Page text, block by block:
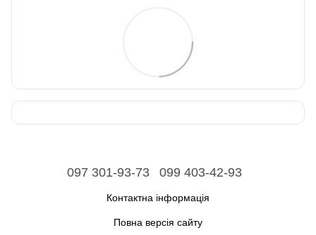
097 301-93-73 099 403-42-93
Контактна інформація
Повна версія сайту